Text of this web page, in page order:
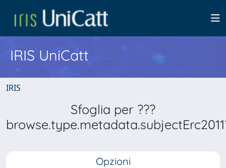
IRIS UniCatt
IRIS
Sfoglia per ???
Opzioni